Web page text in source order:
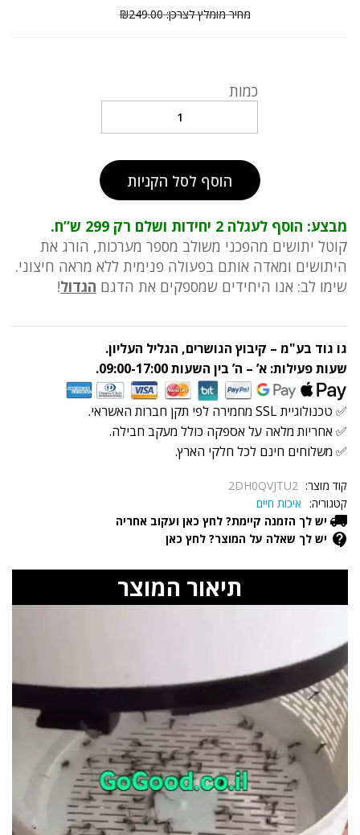
₪249.00
קוטל
quantity
כמות
הוסף לסל הקניות
מבצע: הוסף לעגלה 2 יחידות ושלם רק 299 ש”ח.
קוטל יתושים מהפכני משולב מספר מערכות, הורג את
היתושים ומאדה אותם בפעולה פנימית ללא מראה חיצוני.
שימו לב: אנו היחידים שמספקים את הדגם הגדול!
גו גוד בע"מ – קיבוץ הגושרים, הגליל העליון.
שעות פעילות: א’ – ה’ בין השעות 09:00-17:00.
✅ טכנולוגיית SSL מחמירה לפי תקן חברות האשראי.
✅ אחריות מלאה על אספקה כולל מעקב חבילה.
✅ משלוחים חינם לכל חלקי הארץ.
קוד מוצר: 2DH0QVJTU2
קטגוריה: איכות חיים
יש לך הזמנה קיימת? לחץ כאן ועקוב אחריה
יש לך שאלה על המוצר? לחץ כאן
תיאור המוצר